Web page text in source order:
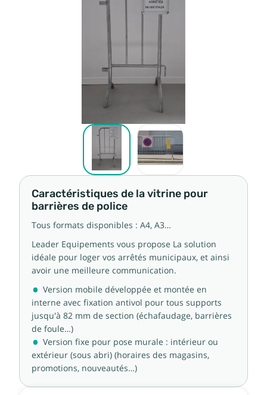
Caractéristiques de la vitrine pour
barrières de police
Tous formats disponibles : A4, A3…
Leader Equipements vous propose La solution
idéale pour loger vos arrêtés municipaux, et ainsi
avoir une meilleure communication.
Version mobile développée et montée en
interne avec fixation antivol pour tous supports
jusqu'à 82 mm de section (échafaudage, barrières
de foule…)
Version fixe pour pose murale : intérieur ou
extérieur (sous abri) (horaires des magasins,
promotions, nouveautés…)